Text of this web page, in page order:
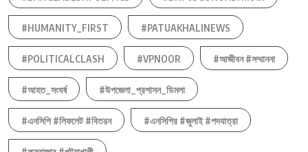
#HUMANITY_FIRST #PATUAKHALINEWS
#POLITICALCLASH #VPNOOR #আজীবন #সম্মাননা
#আহত_সংঘর্ষ #উপজেলা_প্রশাসন_ডিমলা
#এনসিপি #লিফলেট #বিতরন #এনসিপির #জুলাই #পদযাত্রা